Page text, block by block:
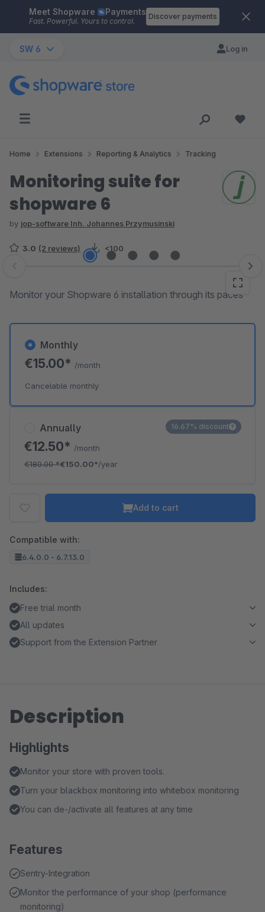
Skip to main content
Meet Shopware Payments
Fast. Powerful. Yours to control.
Discover payments
SW 6 Log in
Home Extensions Reporting & Analytics Tracking
Monitoring suite for
shopware 6
by jop-software Inh. Johannes Przymusinski
3.0 (2 reviews) <100
Skip image gallery
Monitor your Shopware 6 installation through its paces
Annually
€12.50* /month
€180.00*€150.00*/year
16.67% discount
Monthly
€15.00* /month
Cancelable monthly
Add to cart
Compatible with:
6.4.0.0 - 6.7.13.0
Includes:
Free trial month
All updates
Support from the Extension Partner
Description
Highlights
Monitor your store with proven tools.
Turn your blackbox monitoring into whitebox monitoring
You can de-/activate all features at any time
Features
Sentry-Integration
Monitor the performance of your shop (performance
monitoring)